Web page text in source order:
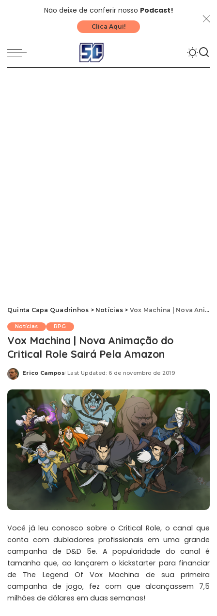
Não deixe de conferir nosso Podcast!
Clica Aqui!
Quinta Capa Quadrinhos > Notícias> Vox Machina | Nova Animação do Critical Role Sairá Pela Amazon
Notícias RPG
Vox Machina | Nova Animação do
Critical Role Sairá Pela Amazon
Posted
Erico Campos Last Updated: 6 de novembro de 2019
Você já leu conosco sobre oCritical Role, o canal que
conta com dubladores profissionais em uma grande
campanha de D&D 5e. A popularidade do canal é
tamanha que, ao lançarem okickstarter para financiar
de The Legend Of Vox Machina de sua primeira
campanha de jogo, fez com que alcançassem 7,5
milhões de dólares em duas semanas!